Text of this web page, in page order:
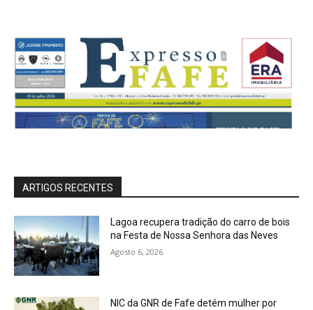
ARTIGOS RECENTES
Lagoa recupera tradição do carro de bois
na Festa de Nossa Senhora das Neves
Agosto 6, 2026
NIC da GNR de Fafe detém mulher por